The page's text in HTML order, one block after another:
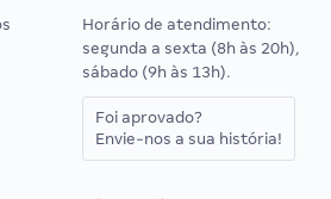
Horário de atendimento:
segunda a sexta (8h às 20h),
sábado (9h às 13h).
Foi aprovado?
Envie-nos a sua história!